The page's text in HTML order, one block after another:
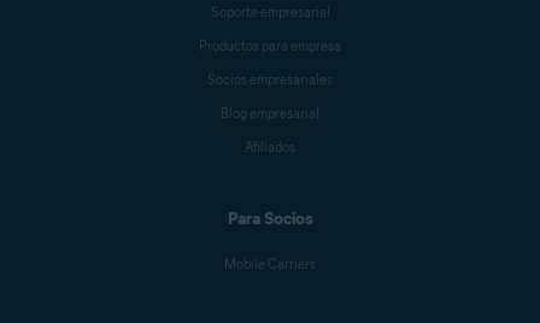
Soporte empresarial
Productos para empresa
Socios empresariales
Blog empresarial
Afiliados
Para Socios
Mobile Carriers